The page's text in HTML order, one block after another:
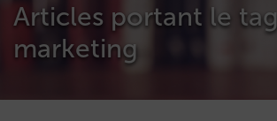
Articles portant le
marketing